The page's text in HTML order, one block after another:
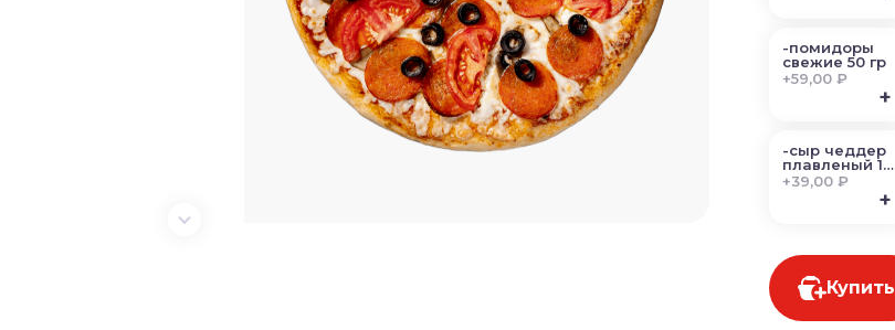
-помидоры
свежие 50 гр
+59,00 ₽
+
-сыр чеддер
плавленый 12
гр
+39,00 ₽
+
Купить